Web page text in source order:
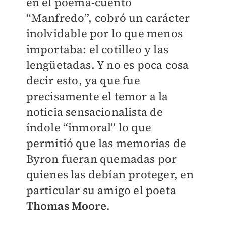
“Manfredo”, cobró un carácter
inolvidable por lo que menos
importaba: el cotilleo y las
lengüetadas. Y no es poca cosa
decir esto, ya que fue
precisamente el temor a la
noticia sensacionalista de
índole “inmoral” lo que
permitió que las memorias de
Byron fueran quemadas por
quienes las debían proteger, en
particular su amigo el poeta
Thomas Moore.